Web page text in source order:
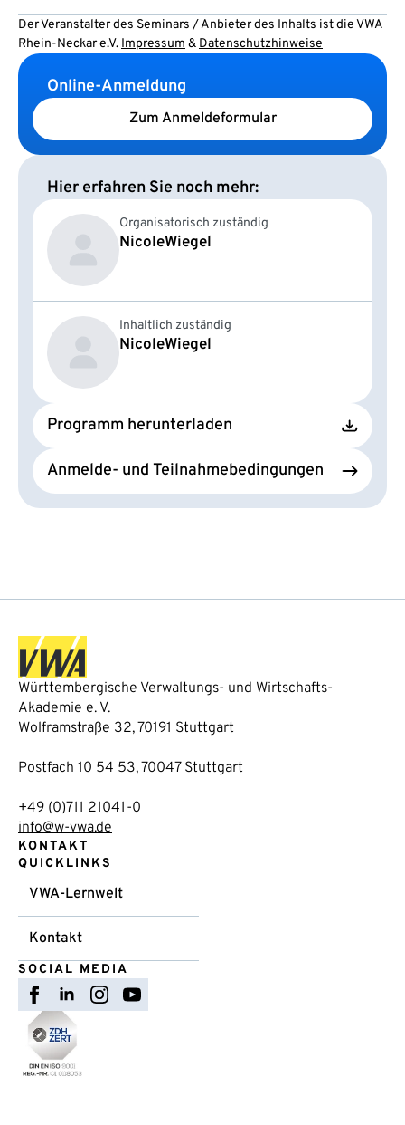
Der Veranstalter des Seminars / Anbieter des Inhalts ist die VWA
Rhein-Neckar e.V. Impressum & Datenschutzhinweise
Online-Anmeldung
Zum Anmeldeformular
Hier erfahren Sie noch mehr:
Organisatorisch zuständig
NicoleWiegel
Inhaltlich zuständig
NicoleWiegel
Programm herunterladen
Anmelde- und Teilnahmebedingungen
Württembergische Verwaltungs- und Wirtschafts-
Akademie e. V.
Wolframstraße 32, 70191 Stuttgart
Postfach 10 54 53, 70047 Stuttgart
+49 (0)711 21041-0
info@w-vwa.de
KONTAKT
QUICKLINKS
VWA-Lernwelt
Kontakt
SOCIAL MEDIA